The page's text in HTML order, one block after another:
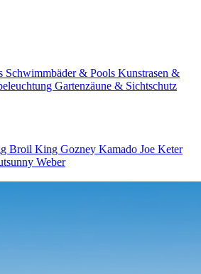
Schwimmbäder & Pools Kunstrasen &
Gartenzäune & Sichtschutz
Broil King Gozney Kamado Joe Keter
Weber